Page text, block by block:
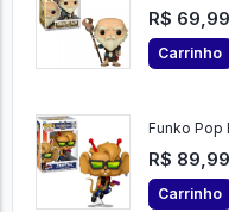
R$ 69,99
Carrinho
Funko Pop
R$ 89,99
Carrinho